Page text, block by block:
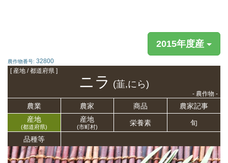
2015年度産
農作物番号: 32800
[ 産地 / 都道府県 ]
ニラ (韮,にら)
- 農作物 -
農業 農家 商品
農家記事
産地
(都道府県)
産地
(市町村) 栄養素 旬
品種等